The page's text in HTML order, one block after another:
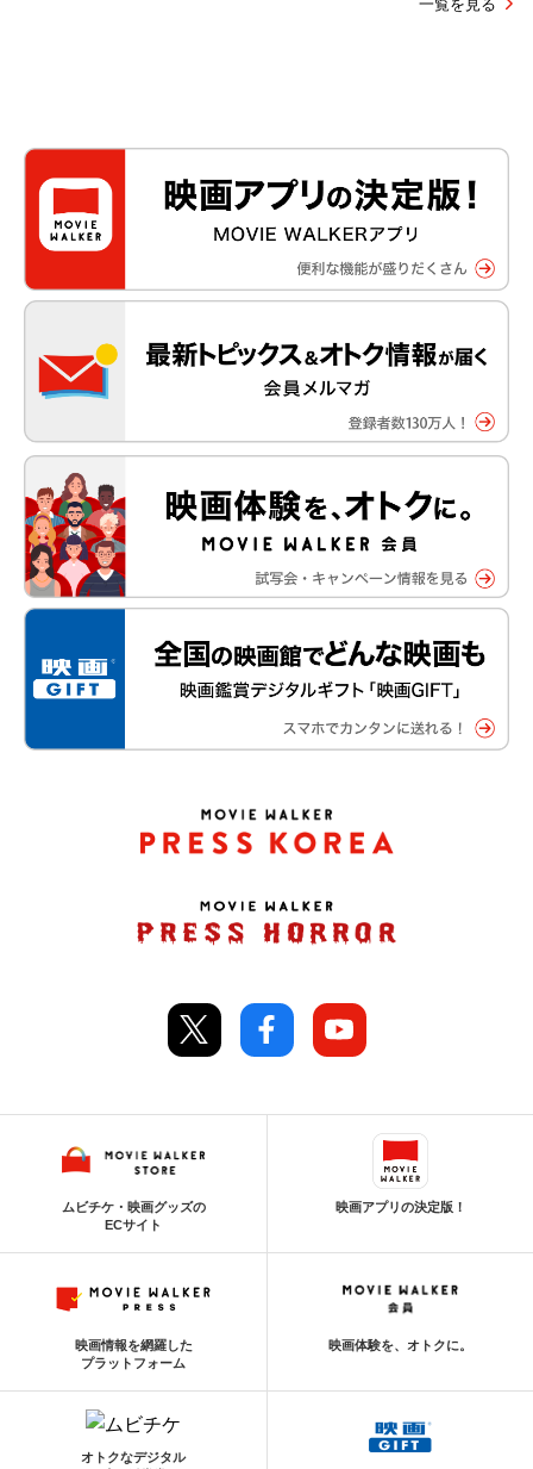
一覧を見る
ムビチケ・映画グッズの
ECサイト
映画アプリの決定版！
映画情報を網羅した
プラットフォーム
映画体験を、オトクに。
オトクなデジタル